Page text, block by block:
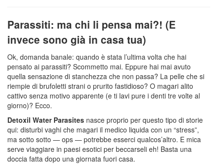
Parassiti: ma chi li pensa mai?! (E
invece sono già in casa tua)
Ok, domanda banale: quando è stata l’ultima volta che hai
pensato ai parassiti? Scommetto mai. Eppure hai mai avuto
quella sensazione di stanchezza che non passa? La pelle che si
riempie di brufoletti strani o prurito fastidioso? O magari alito
cattivo senza motivo apparente (e ti lavi pure i denti tre volte al
giorno)? Ecco.
Detoxil Water Parasites nasce proprio per questo tipo di storie
qui: disturbi vaghi che magari il medico liquida con un “stress”,
ma sotto sotto — ops — potrebbe esserci qualcos’altro. E mica
serve viaggiare in paesi esotici per beccarseli eh! Basta una
doccia fatta dopo una giornata fuori casa.